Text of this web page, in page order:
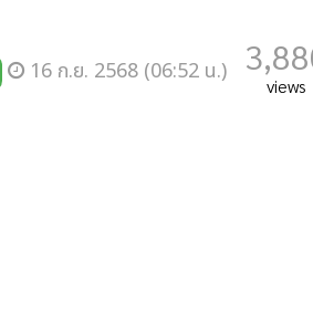
16 ก.ย. 2568 (06:52 น.) views